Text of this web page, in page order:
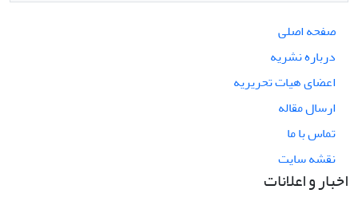
صفحه اصلی
درباره نشریه
اعضای هیات تحریریه
ارسال مقاله
تماس با ما
نقشه سایت
اخبار و اعلانات